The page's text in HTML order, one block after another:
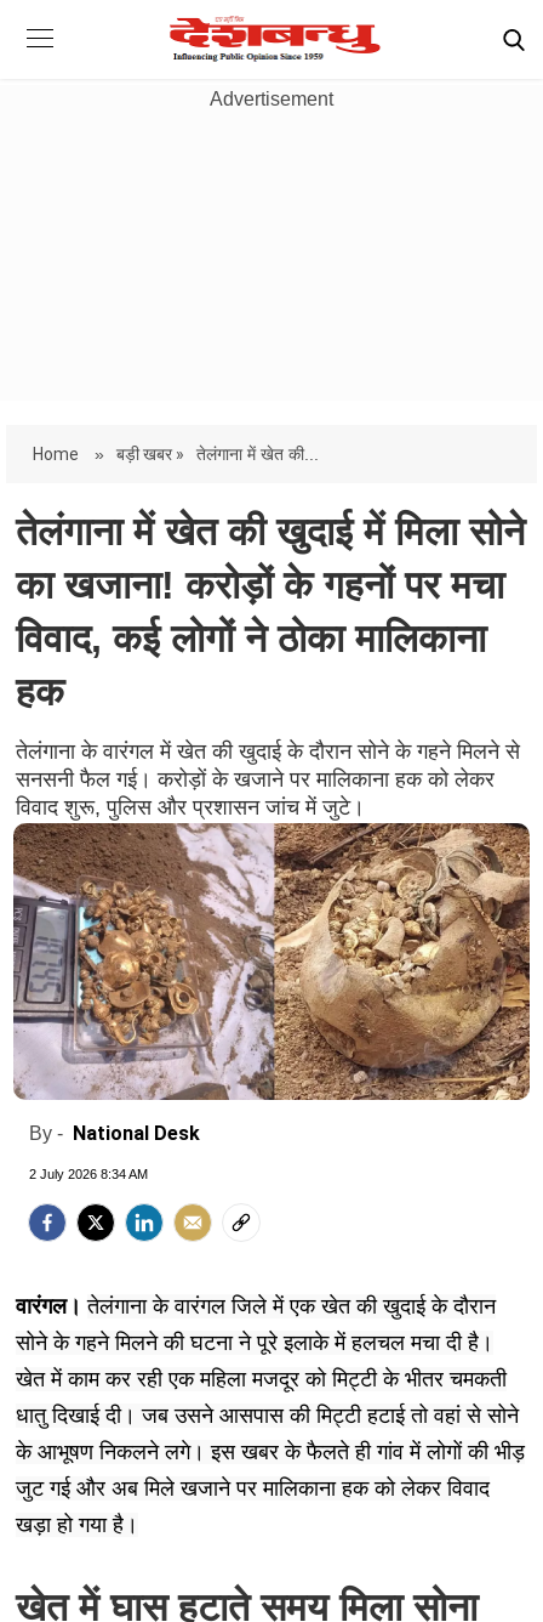
Advertisement
Home » बड़ी खबर » तेलंगाना में खेत की...
तेलंगाना में खेत की खुदाई में मिला सोने
का खजाना! करोड़ों के गहनों पर मचा
विवाद, कई लोगों ने ठोका मालिकाना
हक
तेलंगाना के वारंगल में खेत की खुदाई के दौरान सोने के गहने मिलने से
सनसनी फैल गई। करोड़ों के खजाने पर मालिकाना हक को लेकर
विवाद शुरू, पुलिस और प्रशासन जांच में जुटे।
By - National Desk
2 July 2026 8:34 AM
वारंगल। तेलंगाना के वारंगल जिले में एक खेत की खुदाई के दौरान
सोने के गहने मिलने की घटना ने पूरे इलाके में हलचल मचा दी है।
खेत में काम कर रही एक महिला मजदूर को मिट्टी के भीतर चमकती
धातु दिखाई दी। जब उसने आसपास की मिट्टी हटाई तो वहां से सोने
के आभूषण निकलने लगे। इस खबर के फैलते ही गांव में लोगों की भीड़
जुट गई और अब मिले खजाने पर मालिकाना हक को लेकर विवाद
खड़ा हो गया है।
खेत में घास हटाते समय मिला सोना